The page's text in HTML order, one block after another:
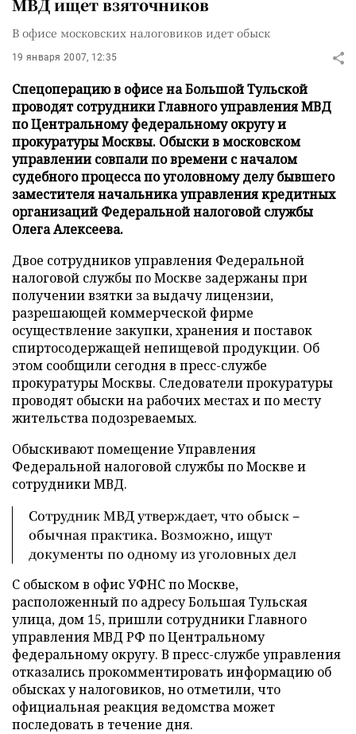
МВД ищет взяточников
В офисе московских налоговиков идет обыск
19 января 2007, 12:35
Спецоперацию в офисе на Большой Тульской
проводят сотрудники Главного управления МВД
по Центральному федеральному округу и
прокуратуры Москвы. Обыски в московском
управлении совпали по времени с началом
судебного процесса по уголовному делу бывшего
заместителя начальника управления кредитных
организаций Федеральной налоговой службы
Олега Алексеева.
Двое сотрудников управления Федеральной
налоговой службы по Москве задержаны при
получении взятки за выдачу лицензии,
разрешающей коммерческой фирме
осуществление закупки, хранения и поставок
спиртосодержащей непищевой продукции. Об
этом сообщили сегодня в пресс-службе
прокуратуры Москвы. Cледователи прокуратуры
проводят обыски на рабочих местах и по месту
жительства подозреваемых.
Обыскивают помещение Управления
Федеральной налоговой службы по Москве и
сотрудники МВД.
Сотрудник МВД утверждает, что обыск –
обычная практика. Возможно, ищут
документы по одному из уголовных дел
С обыском в офис УФНС по Москве,
расположенный по адресу Большая Тульская
улица, дом 15, пришли сотрудники Главного
управления МВД РФ по Центральному
федеральному округу. В пресс-службе управления
отказались прокомментировать информацию об
обысках у налоговиков, но отметили, что
официальная реакция ведомства может
последовать в течение дня.